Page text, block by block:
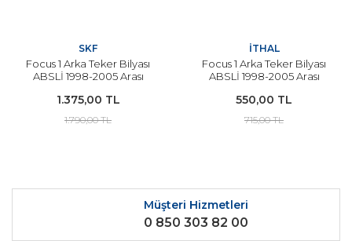
SKF
Focus 1 Arka Teker Bilyası
ABSLİ 1998-2005 Arası
1.375,00 TL
1.790,00 TL
İTHAL
Focus 1 Arka Teker Bilyası
ABSLİ 1998-2005 Arası
550,00 TL
715,00 TL
Müşteri Hizmetleri
0 850 303 82 00